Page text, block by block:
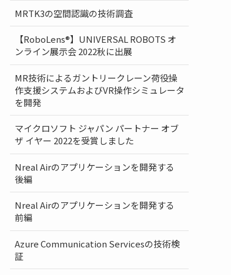
MRTK3の空間認識の技術調査
【RoboLens®】UNIVERSAL ROBOTS オ
ンライン展示会 2022秋に出展
MR技術によるガントリークレーン荷役操
作支援システムおよびVR操作シミュレータ
を開発
マイクロソフト ジャパン パートナー オブ
ザ イヤー 2022を受賞しました
Nreal Airのアプリケーションを開発する
後編
Nreal Airのアプリケーションを開発する
前編
Azure Communication Servicesの技術検
証